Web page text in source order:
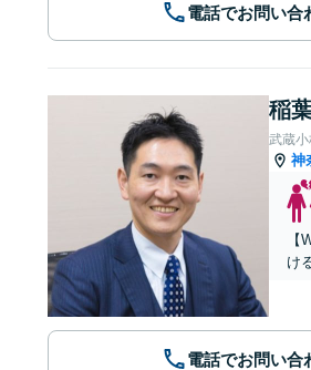
電話でお問い合
稲
武蔵
神
け
電話でお問い合